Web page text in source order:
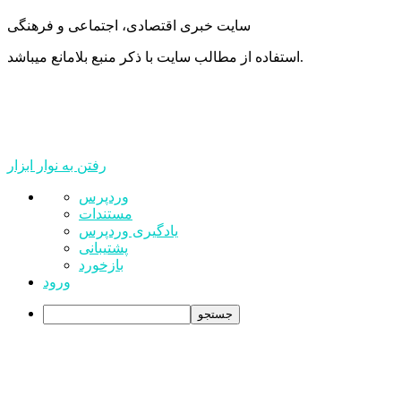
سایت خبری اقتصادی، اجتماعی و فرهنگی
استفاده از مطالب سایت با ذکر منبع بلامانع میباشد.
رفتن به نوار ابزار
درباره
وردپرس
وردپرس
مستندات
یادگیری وردپرس
پشتیبانی
بازخورد
ورود
جستجو